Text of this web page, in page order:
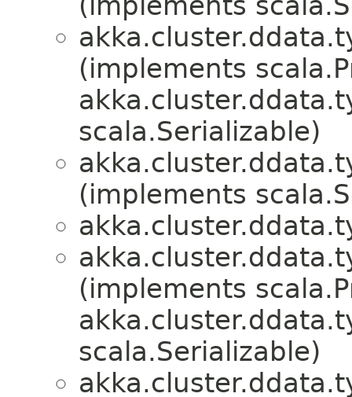
(implements
scala.Serializable)
(implements
(implements
scala.Serializable)